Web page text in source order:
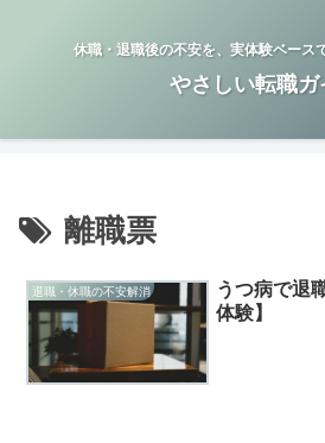
休職・退職後の不安を、実体験ベース
やさしい転職ガ
離職票
退職・休職の不安解消
うつ病で退
体験】